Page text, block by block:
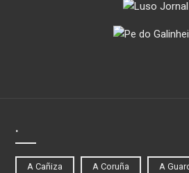
.
A Cañiza A Coruña A